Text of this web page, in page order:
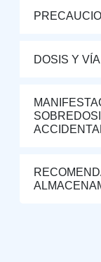
DOSIS Y